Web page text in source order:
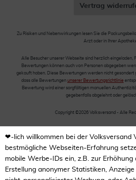
Vertrag
Zu Risiken und Nebenwirkungen lesen Sie die
Arzt oder in Ihrer
Alle Besucher unserer Webseite sind herzlich
Bewertungen können auch von Personen abgegeben
gekauft haben. Diese Bewertungen werden nicht gesondert
dass alle Bewertungen unserer Bewertungsrichtlinie
Bewertung wird einer sorgfältigen manuellen
gegebenfalls abgelehnt oder
Copyright ©2026 Volksversand - Alle
❤-lich willkommen bei der Volksversand
bestmögliche Webseiten-Erfahrung
mobile Werbe-IDs ein, z.B. zur
Erstellung anonymer Statistiken,